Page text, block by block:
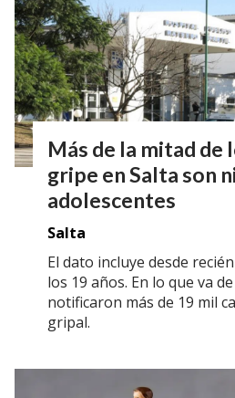
Más de la mitad de
gripe en Salta son
adolescentes
Salta
El dato incluye desde
los 19 años. En lo que va
notificaron más de 19 mil
gripal.